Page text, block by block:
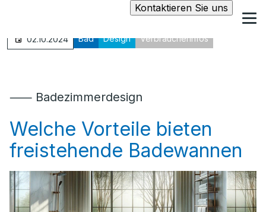
Kontaktieren Sie uns
02.10.2024 Bad Design Verbraucherinfos
⸺ Badezimmerdesign
Welche Vorteile bieten
freistehende Badewannen